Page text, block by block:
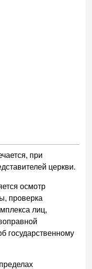
при
церкви.
осмотр
проверка
лиц,
государственному